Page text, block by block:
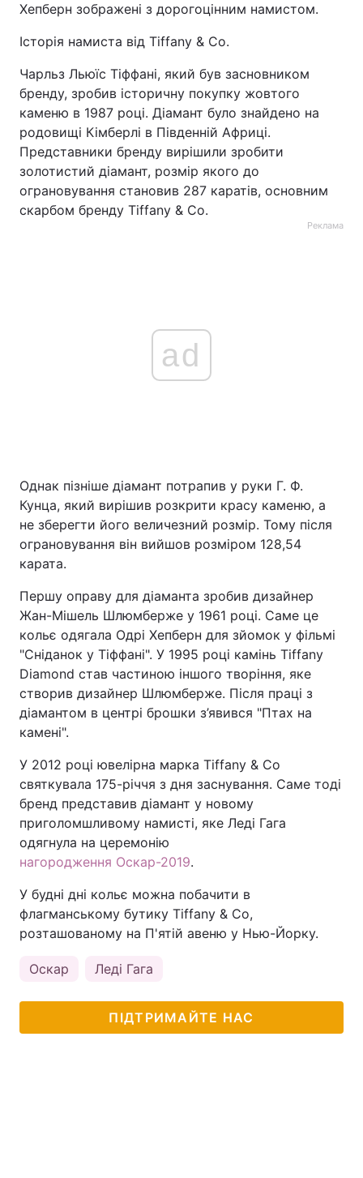
Хепберн зображені з дорогоцінним намистом.
Історія намиста від Tiffany & Co.
Чарльз Льюїс Тіффані, який був засновником
бренду, зробив історичну покупку жовтого
каменю в 1987 році. Діамант було знайдено на
родовищі Кімберлі в Південній Африці.
Представники бренду вирішили зробити
золотистий діамант, розмір якого до
ограновування становив 287 каратів, основним
скарбом бренду Tiffany & Co.
Реклама
ad
Однак пізніше діамант потрапив у руки Г. Ф.
Кунца, який вирішив розкрити красу каменю, а
не зберегти його величезний розмір. Тому після
ограновування він вийшов розміром 128,54
карата.
Першу оправу для діаманта зробив дизайнер
Жан-Мішель Шлюмберже у 1961 році. Саме це
кольє одягала Одрі Хепберн для зйомок у фільмі
"Сніданок у Тіффані". У 1995 році камінь Tiffany
Diamond став частиною іншого творіння, яке
створив дизайнер Шлюмберже. Після праці з
діамантом в центрі брошки з’явився "Птах на
камені".
У 2012 році ювелірна марка Tiffany & Co
святкувала 175-річчя з дня заснування. Саме тоді
бренд представив діамант у новому
приголомшливому намисті, яке Леді Гага
одягнула на церемонію
нагородження Оскар-2019.
У будні дні кольє можна побачити в
флагманському бутику Tiffany & Co,
розташованому на П'ятій авеню у Нью-Йорку.
Оскар Леді Гага
ПІДТРИМАЙТЕ НАС